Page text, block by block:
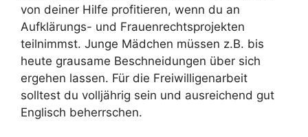
von deiner Hilfe profitieren, wenn du an
Aufklärungs- und Frauenrechtsprojekten
teilnimmst. Junge Mädchen müssen z.B. bis
heute grausame Beschneidungen über sich
ergehen lassen. Für die Freiwilligenarbeit
solltest du volljährig sein und ausreichend gut
Englisch beherrschen.